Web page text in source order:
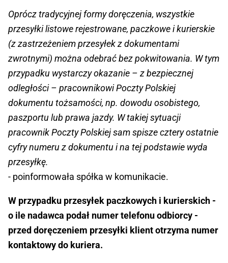
Oprócz tradycyjnej formy doręczenia, wszystkie
przesyłki listowe rejestrowane, paczkowe i kurierskie
(z zastrzeżeniem przesyłek z dokumentami
zwrotnymi) można odebrać bez pokwitowania. W tym
przypadku wystarczy okazanie – z bezpiecznej
odległości – pracownikowi Poczty Polskiej
dokumentu tożsamości, np. dowodu osobistego,
paszportu lub prawa jazdy. W takiej sytuacji
pracownik Poczty Polskiej sam spisze cztery ostatnie
cyfry numeru z dokumentu i na tej podstawie wyda
przesyłkę.
- poinformowała spółka w komunikacie.
W przypadku przesyłek paczkowych i kurierskich -
o ile nadawca podał numer telefonu odbiorcy -
przed doręczeniem przesyłki klient otrzyma numer
kontaktowy do kuriera.